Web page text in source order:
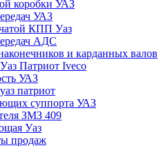
коробки УАЗ
УАЗ
КПП Уаз
АДС
и карданных валов
Патриот Iveco
УАЗ
патриот
суппорта УАЗ
ЗМЗ 409
Уаз
продаж